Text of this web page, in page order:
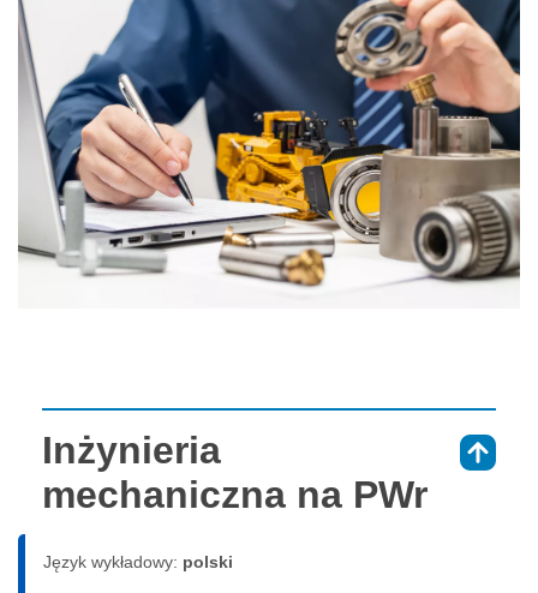
Inżynieria
mechaniczna na PWr
Język wykładowy: polski